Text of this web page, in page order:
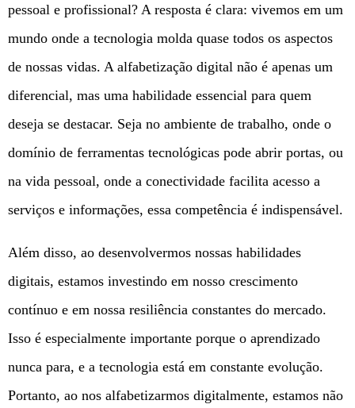
pessoal e profissional? A resposta é clara: vivemos em um
mundo onde a tecnologia molda quase todos os aspectos
de nossas vidas. A alfabetização digital não é apenas um
diferencial, mas uma habilidade essencial para quem
deseja se destacar. Seja no ambiente de trabalho, onde o
domínio de ferramentas tecnológicas pode abrir portas, ou
na vida pessoal, onde a conectividade facilita acesso a
serviços e informações, essa competência é indispensável.
Além disso, ao desenvolvermos nossas habilidades
digitais, estamos investindo em nosso crescimento
contínuo e em nossa resiliência constantes do mercado.
Isso é especialmente importante porque o aprendizado
nunca para, e a tecnologia está em constante evolução.
Portanto, ao nos alfabetizarmos digitalmente, estamos não